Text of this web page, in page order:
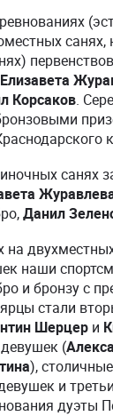
Елизавета
Корсаков.
санях
Данил
на
наши
и бронзу с
стали
Шерцер и
(
),
и
дуэты